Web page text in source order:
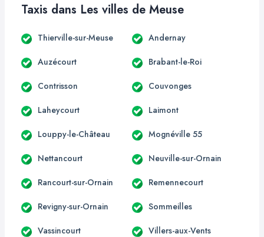
Taxis dans Les villes de Meuse
Thierville-sur-Meuse Andernay
Auzécourt Brabant-le-Roi
Contrisson Couvonges
Laheycourt Laimont
Louppy-le-Château Mognéville 55
Nettancourt Neuville-sur-Ornain
Rancourt-sur-Ornain Remennecourt
Revigny-sur-Ornain Sommeilles
Vassincourt Villers-aux-Vents